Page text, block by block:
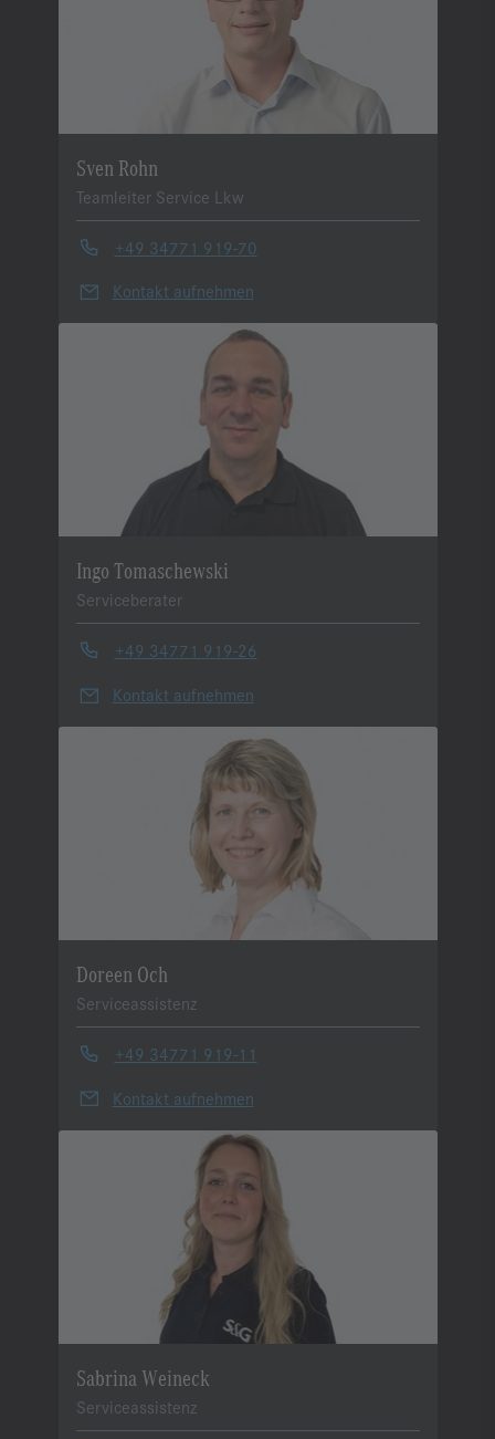
Sven Rohn
Teamleiter Service Lkw
+49 34771 919-70
Kontakt aufnehmen
Ingo Tomaschewski
Serviceberater
+49 34771 919-26
Kontakt aufnehmen
Doreen Och
Serviceassistenz
+49 34771 919-11
Kontakt aufnehmen
Sabrina Weineck
Serviceassistenz